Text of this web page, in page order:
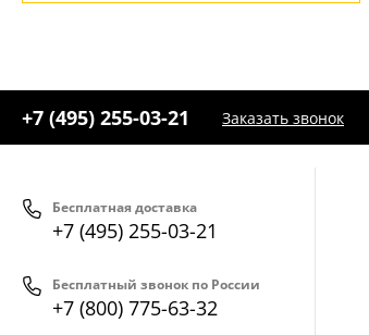
+7 (495) 255-03-21 Заказать звонок
Бесплатная доставка
+7 (495) 255-03-21
Бесплатный звонок по России
+7 (800) 775-63-32